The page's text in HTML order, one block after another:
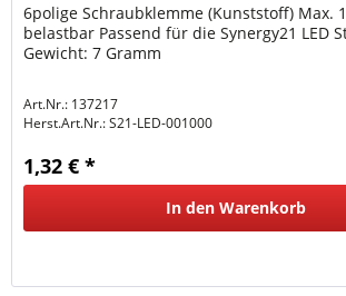
6polige Schraubklemme (Kunststoff) Max.
belastbar Passend für die Synergy21 LED
Gewicht: 7 Gramm
Art.Nr.: 137217
Herst.Art.Nr.:S21-LED-001000
1,32 € *
In den Warenkorb